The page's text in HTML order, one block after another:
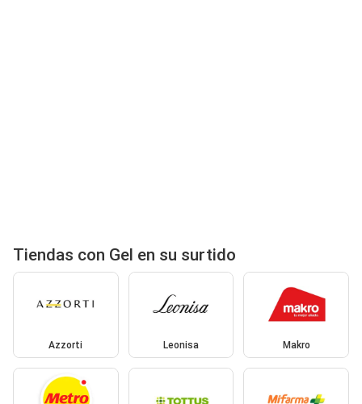
Tiendas con Gel en su surtido
Azzorti Leonisa Makro